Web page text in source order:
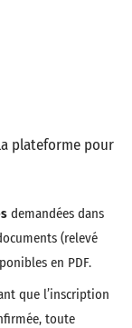
plateforme pour
demandées dans
(relevé
en PDF.
que l’inscription
toute